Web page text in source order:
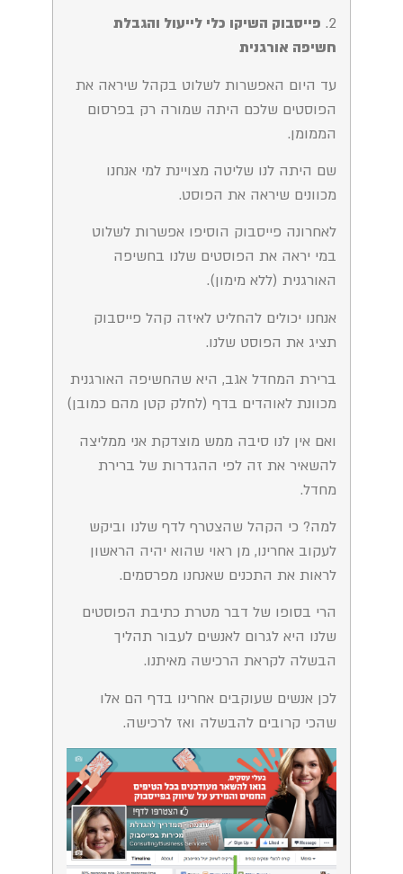
2. פייסבוק השיקו כלי לייעול והגבלת
חשיפה אורגנית
עד היום האפשרות לשלוט בקהל שיראה את
הפוסטים שלכם היתה שמורה רק בפרסום
הממומן.
שם היתה לנו שליטה מצויינת למי אנחנו
מכוונים שיראה את הפוסט.
לאחרונה פייסבוק הוסיפו אפשרות לשלוט
במי יראה את הפוסטים שלנו בחשיפה
האורגנית (ללא מימון).
אנחנו יכולים להחליט לאיזה קהל פייסבוק
תציג את הפוסט שלנו.
ברירת המחדל אגב, היא שהחשיפה האורגנית
מכוונת לאוהדים בדף (לחלק קטן מהם כמובן)
ואם אין לנו סיבה ממש מוצדקת אני ממליצה
להשאיר את זה לפי ההגדרות של ברירת
מחדל.
למה? כי הקהל שהצטרף לדף שלנו וביקש
לעקוב אחרינו, מן ראוי שהוא יהיה הראשון
לראות את התכנים שאנחנו מפרסמים.
הרי בסופו של דבר מטרת כתיבת הפוסטים
שלנו היא לגרום לאנשים לעבור תהליך
הבשלה לקראת הרכישה מאיתנו.
לכן אנשים שעוקבים אחרינו בדף הם אלו
שהכי קרובים להבשלה ואז לרכישה.